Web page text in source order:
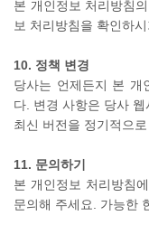
본 개인정보 처리방침
보 처리방침을 확인하
10. 정책 변경
당사는 언제든지 본 개
다. 변경 사항은 당사
최신 버전을 정기적으
11. 문의하기
본 개인정보 처리방침
문의해 주세요. 가능한